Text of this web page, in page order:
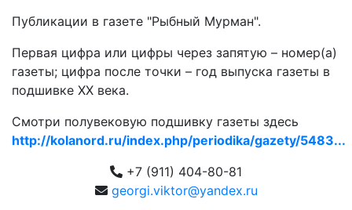
Публикации в газете "Рыбный Мурман".
Первая цифра или цифры через запятую – номер(а)
газеты; цифра после точки – год выпуска газеты в
подшивке ХХ века.
Смотри полувековую подшивку газеты здесь
http://kolanord.ru/index.php/periodika/gazety/5483...
+7 (911) 404-80-81
georgi.viktor@yandex.ru